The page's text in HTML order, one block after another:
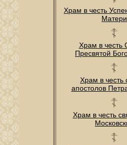
Храм в честь
Матери
Храм в честь
Пресвятой
Храм в честь
апостолов
Храм в честь